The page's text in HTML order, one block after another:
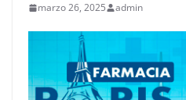
marzo 26, 2025 admin